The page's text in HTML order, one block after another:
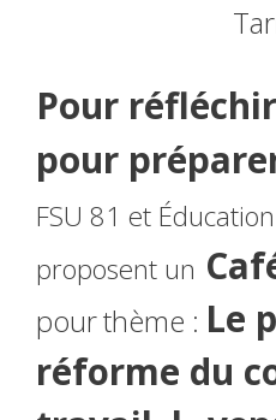
Pour
pour
FSU 81 et
proposent un
pourthème : Le
réforme du